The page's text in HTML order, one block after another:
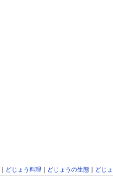
どじょう料理 どじょうの生態 どじ